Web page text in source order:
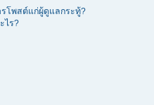
รโพสต์แก่ผู้ดูแลกระทู้?
ไร?